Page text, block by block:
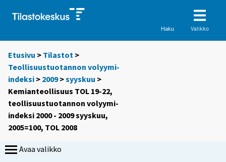
Haku Valikko
Etusivu > Tilastot >
Teollisuustuotannon volyymi-
indeksi > 2009>syyskuu >
Kemianteollisuus TOL 19-22,
teollisuustuotannon volyymi-
indeksi 2000 - 2009 syyskuu,
2005=100, TOL 2008
Avaa valikko